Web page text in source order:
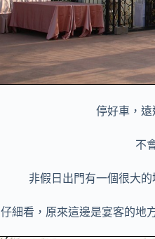
停好車，
不
非假日出門有一個很大
仔細看，原來這邊是宴客的地